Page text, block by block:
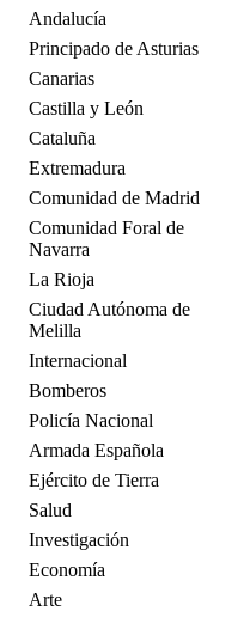
Andalucía
Principado de Asturias
Canarias
Castilla y León
Cataluña
Extremadura
Comunidad de Madrid
Comunidad Foral de
Navarra
La Rioja
Ciudad Autónoma de
Melilla
Internacional
Bomberos
Policía Nacional
Armada Española
Ejército de Tierra
Salud
Investigación
Economía
Arte